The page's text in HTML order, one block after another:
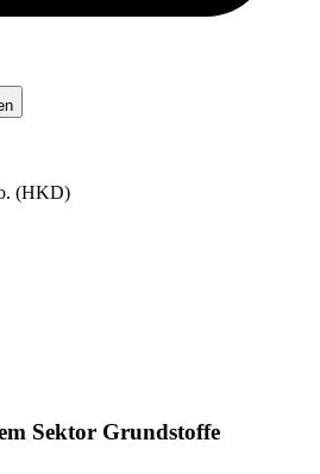
(HKD)
Sektor Grundstoffe